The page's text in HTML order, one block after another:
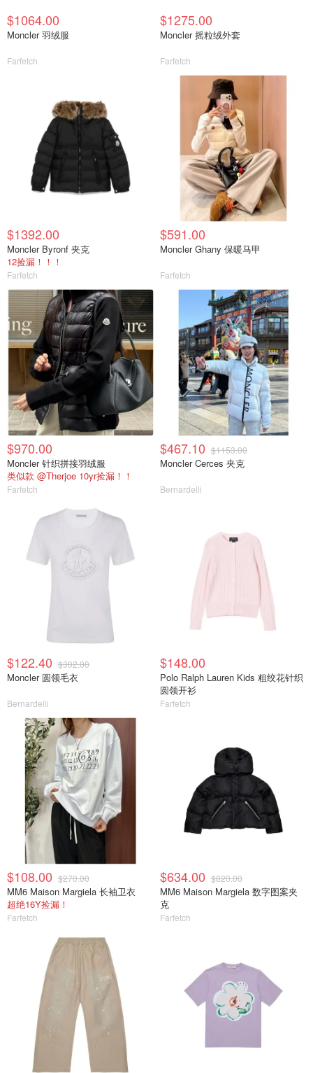
$1064.00
Moncler 羽绒服
Farfetch
$1275.00
Moncler 摇粒绒外套
Farfetch
$1392.00
Moncler Byronf 夹克
12捡漏！！！
Farfetch
$591.00
Moncler Ghany 保暖马甲
Farfetch
$970.00
Moncler 针织拼接羽绒服
类似款 @Therjoe 10yr捡漏！！
Farfetch
$467.10 $1153.00
Moncler Cerces 夹克
Bernardelli
$122.40 $302.00
Moncler 圆领毛衣
Bernardelli
$148.00
Polo Ralph Lauren Kids 粗绞花针织
圆领开衫
Farfetch
$108.00 $270.00
MM6 Maison Margiela 长袖卫衣
超绝16Y捡漏！
Farfetch
$634.00 $820.00
MM6 Maison Margiela 数字图案夹
克
Farfetch